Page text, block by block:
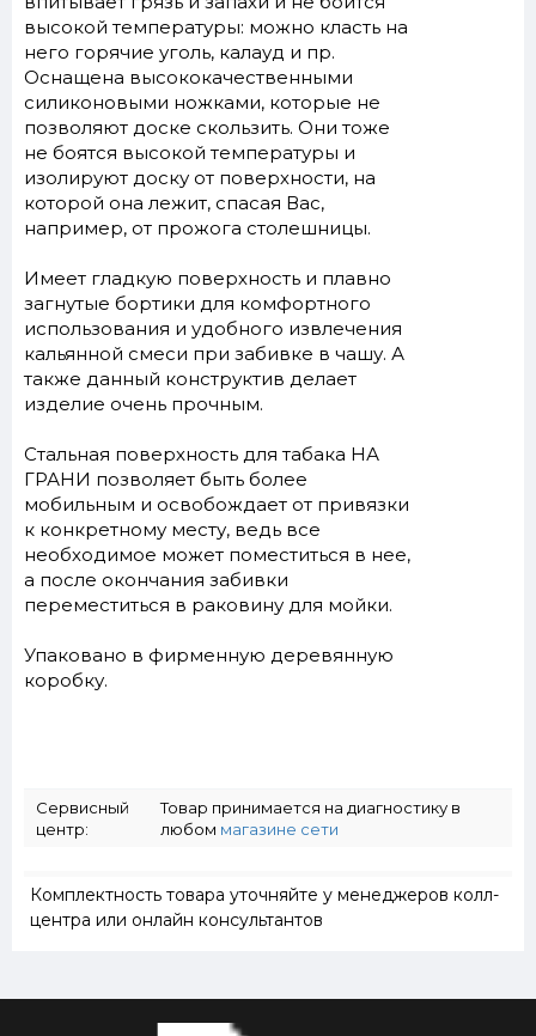
высокой температуры: можно класть на
него горячие уголь, калауд и пр.
Оснащена высококачественными
силиконовыми ножками, которые не
позволяют доске скользить. Они тоже
не боятся высокой температуры и
изолируют доску от поверхности, на
которой она лежит, спасая Вас,
например, от прожога столешницы.
Имеет гладкую поверхность и плавно
загнутые бортики для комфортного
использования и удобного извлечения
кальянной смеси при забивке в чашу. А
также данный конструктив делает
изделие очень прочным.
Стальная поверхность для табака НА
ГРАНИ позволяет быть более
мобильным и освобождает от привязки
к конкретному месту, ведь все
необходимое может поместиться в нее,
а после окончания забивки
переместиться в раковину для мойки.
Упаковано в фирменную деревянную
коробку.
Сервисный
центр:
Товар принимается на диагностику в
любом магазине сети
Комплектность товара уточняйте у менеджеров колл-
центра или онлайн консультантов